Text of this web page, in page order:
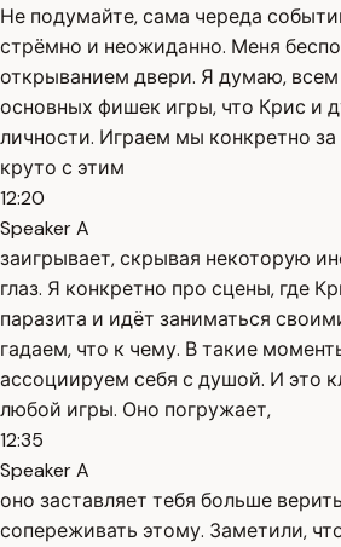
Не подумайте, сама череда
стрёмно и неожиданно. Меня
открыванием двери. Я думаю, всем
основных фишек игры, что Крис и
личности. Играем мы конкретно
круто с этим
12:20
Speaker A
заигрывает, скрывая некоторую
глаз. Я конкретно про сцены, где
паразита и идёт заниматься
гадаем, что к чему. В такие
ассоциируем себя с душой. И это
любой игры. Оно погружает,
12:35
Speaker A
оно заставляет тебя больше
сопереживать этому. Заметили,